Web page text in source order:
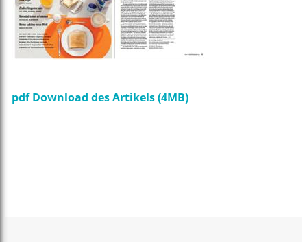
pdf Download des Artikels (4MB)